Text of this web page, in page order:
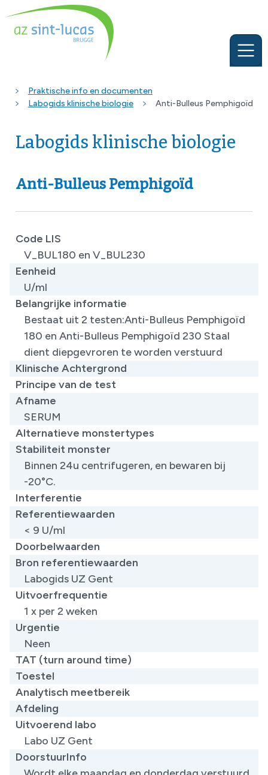
Praktische info en documenten
Labogids klinische biologie
Anti-Bulleus Pemphigoïd
Labogids klinische biologie
Anti-Bulleus Pemphigoïd
Code LIS
V_BUL180 en V_BUL230
Eenheid
U/ml
Belangrijke informatie
Bestaat uit 2 testen: ​Anti-Bulleus Pemphigoïd
180 en Anti-Bulleus Pemphigoïd 230 Staal
dient diepgevroren te worden verstuurd
Klinische Achtergrond
Principe van de test
Afname
SERUM
Alternatieve monstertypes
Stabiliteit monster
Binnen 24u centrifugeren, en bewaren bij
-20°C.
Interferentie
Referentiewaarden
​< 9 U/ml
Doorbelwaarden
Bron referentiewaarden
​Labogids UZ Gent
Uitvoerfrequentie
1 x per 2 weken
Urgentie
Neen
TAT (turn around time)
Toestel
Analytisch meetbereik
Afdeling
Uitvoerend labo
Labo UZ Gent
DoorstuurInfo